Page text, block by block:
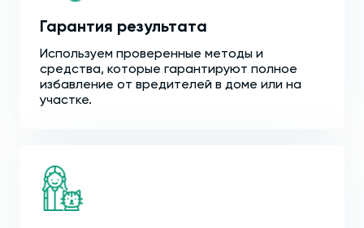
Гарантия результата
Используем проверенные методы и
средства, которые гарантируют полное
избавление от вредителей в доме или на
участке.